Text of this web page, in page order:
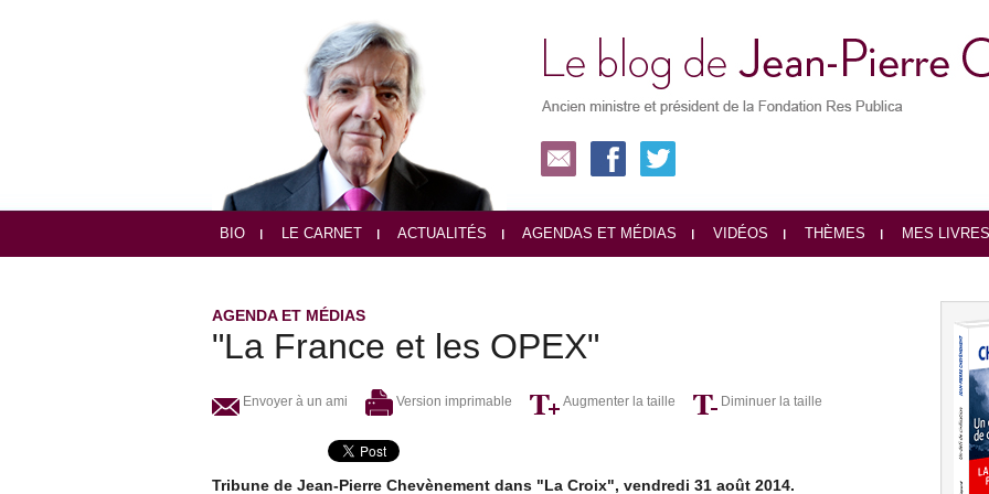
BIO LE CARNET ACTUALITÉS AGENDAS ET MÉDIAS VIDÉOS THÈMES MES LIVRES
AGENDA ET MÉDIAS
"La France et les OPEX"
Envoyer à un ami Version imprimable Augmenter la taille Diminuer la taille
Tribune de Jean-Pierre Chevènement dans "La Croix", vendredi 31 août 2014.